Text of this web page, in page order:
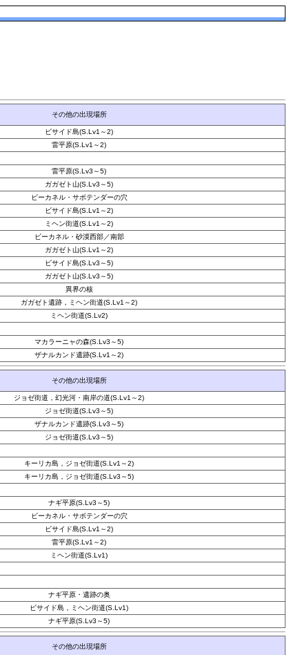
その他の出現場所
ビサイド島(S.Lv1～2)
雷平原(S.Lv1～2)
雷平原(S.Lv3～5)
ガガゼト山(S.Lv3～5)
ビーカネル・サボテンダーの穴
ビサイド島(S.Lv1～2)
ミヘン街道(S.Lv1～2)
ビーカネル・砂漠西部／南部
ガガゼト山(S.Lv1～2)
ビサイド島(S.Lv3～5)
ガガゼト山(S.Lv3～5)
異界の核
ガガゼト遺跡，ミヘン街道(S.Lv1～2)
ミヘン街道(S.Lv2)
マカラーニャの森(S.Lv3～5)
ザナルカンド遺跡(S.Lv1～2)
その他の出現場所
ジョゼ街道，幻光河・南岸の道(S.Lv1～2)
ジョゼ街道(S.Lv3～5)
ザナルカンド遺跡(S.Lv3～5)
ジョゼ街道(S.Lv3～5)
キーリカ島，ジョゼ街道(S.Lv1～2)
キーリカ島，ジョゼ街道(S.Lv3～5)
ナギ平原(S.Lv3～5)
ビーカネル・サボテンダーの穴
ビサイド島(S.Lv1～2)
雷平原(S.Lv1～2)
ミヘン街道(S.Lv1)
ナギ平原・遺跡の奥
ビサイド島，ミヘン街道(S.Lv1)
ナギ平原(S.Lv3～5)
その他の出現場所